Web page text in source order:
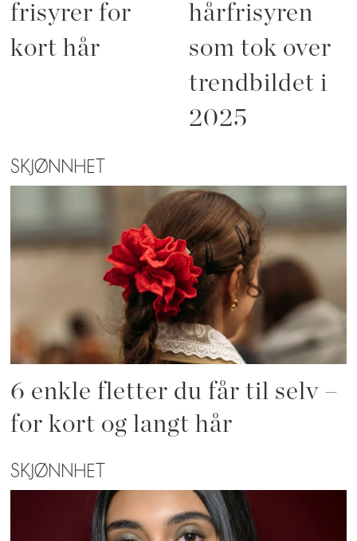
frisyrer for
kort hår
hårfrisyren
som tok over
trendbildet i
2025
SKJØNNHET
6 enkle fletter du får til selv –
for kort og langt hår
SKJØNNHET